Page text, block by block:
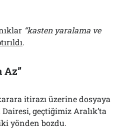
“kasten yaralama ve
.
Az”
itirazı üzerine dosyaya
geçtiğimiz Aralık’ta
yönden bozdu.